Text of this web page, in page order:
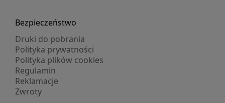
Bezpieczeństwo
Druki do pobrania
Polityka prywatności
Polityka plików cookies
Regulamin
Reklamacje
Zwroty